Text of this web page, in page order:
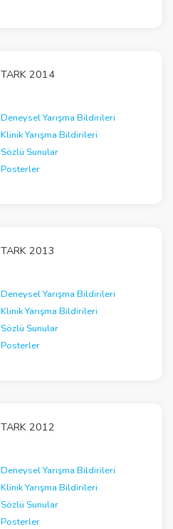
TARK 2014
Deneysel Yarışma Bildirileri
Klinik Yarışma Bildirileri
Sözlü Sunular
Posterler
TARK 2013
Deneysel Yarışma Bildirileri
Klinik Yarışma Bildirileri
Sözlü Sunular
Posterler
TARK 2012
Deneysel Yarışma Bildirileri
Klinik Yarışma Bildirileri
Sözlü Sunular
Posterler